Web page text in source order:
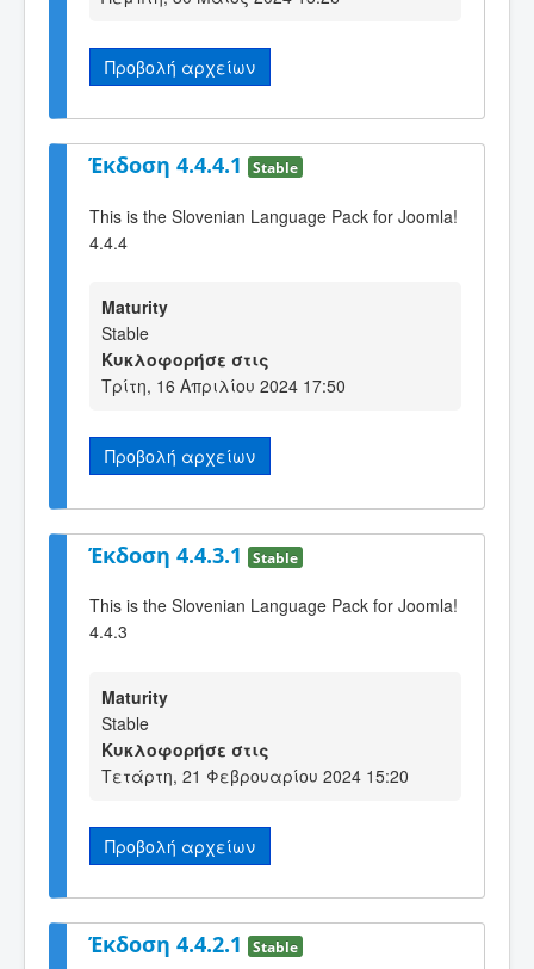
Προβολή αρχείων
Έκδοση 4.4.4.1 Stable
This is the Slovenian Language Pack for Joomla!
4.4.4
Maturity
Stable
Κυκλοφορήσε στις
Τρίτη, 16 Απριλίου 2024 17:50
Προβολή αρχείων
Έκδοση 4.4.3.1 Stable
This is the Slovenian Language Pack for Joomla!
4.4.3
Maturity
Stable
Κυκλοφορήσε στις
Τετάρτη, 21 Φεβρουαρίου 2024 15:20
Προβολή αρχείων
Έκδοση 4.4.2.1 Stable